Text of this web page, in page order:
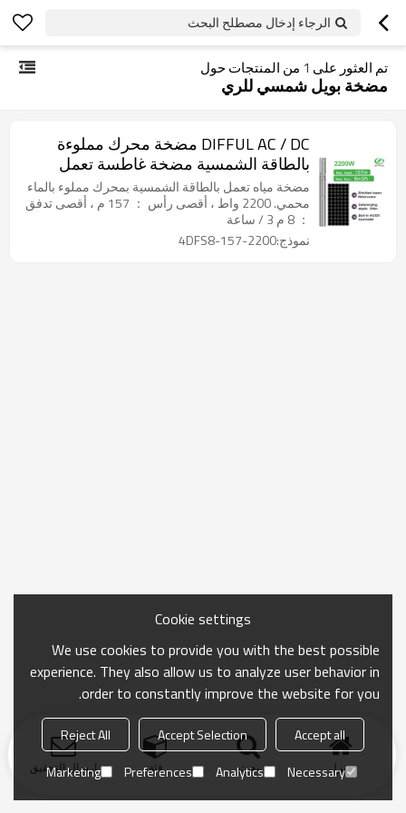
الرجاء إدخال مصطلح البحث
تم العثور على 1 من المنتجات حول
مضخة بويل شمسي للري
DIFFUL AC / DC مضخة محرك مملوءة
بالطاقة الشمسية مضخة غاطسة تعمل
بالطاقة الشمسية مع مضخة مياه تعمل
بالطاقة الشمسية S / S
مضخة مياه تعمل بالطاقة الشمسية بمحرك مملوء بالماء
محمي. 2200 واط ، أقصى رأس ： 157 م ، أقصى تدفق
： 8 م 3 / ساعة
نموذج:4DFS8-157-2200
منزل بحث فئة ارسال التحقيق
Cookie settings
We use cookies to provide you with the best possible
experience. They also allow us to analyze user behavior in
order to constantly improve the website for you.
Accept all
Accept Selection
Reject All
Necessary
Analytics
Preferences
Marketing